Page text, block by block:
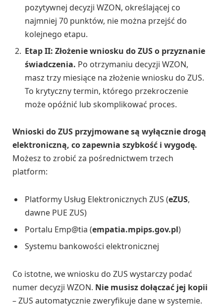
pozytywnej decyzji WZON, określającej co
najmniej 70 punktów, nie można przejść do
kolejnego etapu.
Etap II: Złożenie wniosku do ZUS o przyznanie
świadczenia. Po otrzymaniu decyzji WZON,
masz trzy miesiące na złożenie wniosku do ZUS.
To krytyczny termin, którego przekroczenie
może opóźnić lub skomplikować proces.
Wnioski do ZUS przyjmowane są wyłącznie drogą
elektroniczną, co zapewnia szybkość i wygodę.
Możesz to zrobić za pośrednictwem trzech
platform:
Platformy Usług Elektronicznych ZUS (eZUS,
dawne PUE ZUS)
Portalu Emp@tia (empatia.mpips.gov.pl)
Systemu bankowości elektronicznej
Co istotne, we wniosku do ZUS wystarczy podać
numer decyzji WZON. Nie musisz dołączać jej kopii
– ZUS automatycznie zweryfikuje dane w systemie.